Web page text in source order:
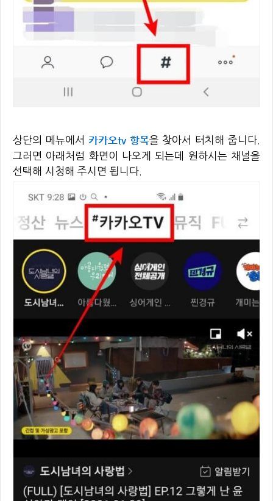
상단의 메뉴에서 카카오tv 항목을 찾아서 터치해 줍니다.
그러면 아래처럼 화면이 나오게 되는데 원하시는 채널을
선택해 시청해 주시면 됩니다.